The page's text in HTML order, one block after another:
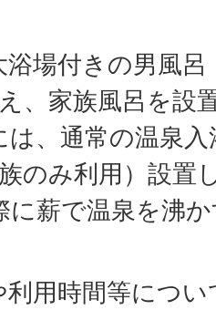
場付きの男風
え、家族風呂を設
は、通常の温泉
のみ利用）設置
に薪で温泉を沸
利用時間等につ